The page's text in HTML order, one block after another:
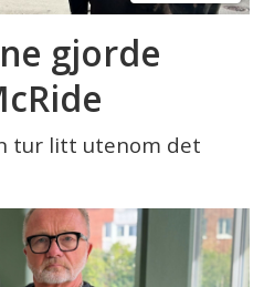
gjorde
tur litt utenom det